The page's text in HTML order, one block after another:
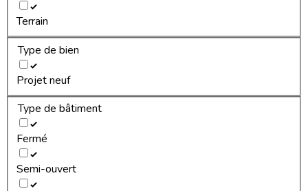
Terrain
Type de bien
Projet neuf
Type de bâtiment
Fermé
Semi-ouvert